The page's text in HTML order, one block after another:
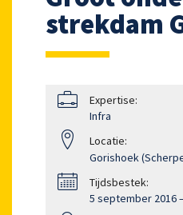
strekdam
Expertise:
Infra
Locatie:
Gorishoek
Tijdsbestek:
5 september 2016